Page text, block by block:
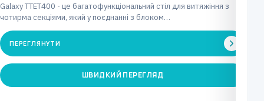
Galaxy TTET400 - це багатофункціональний стіл для витяжіння з
чотирма секціями, який у поєднанні з блоком…
ПЕРЕГЛЯНУТИ
ШВИДКИЙ ПЕРЕГЛЯД